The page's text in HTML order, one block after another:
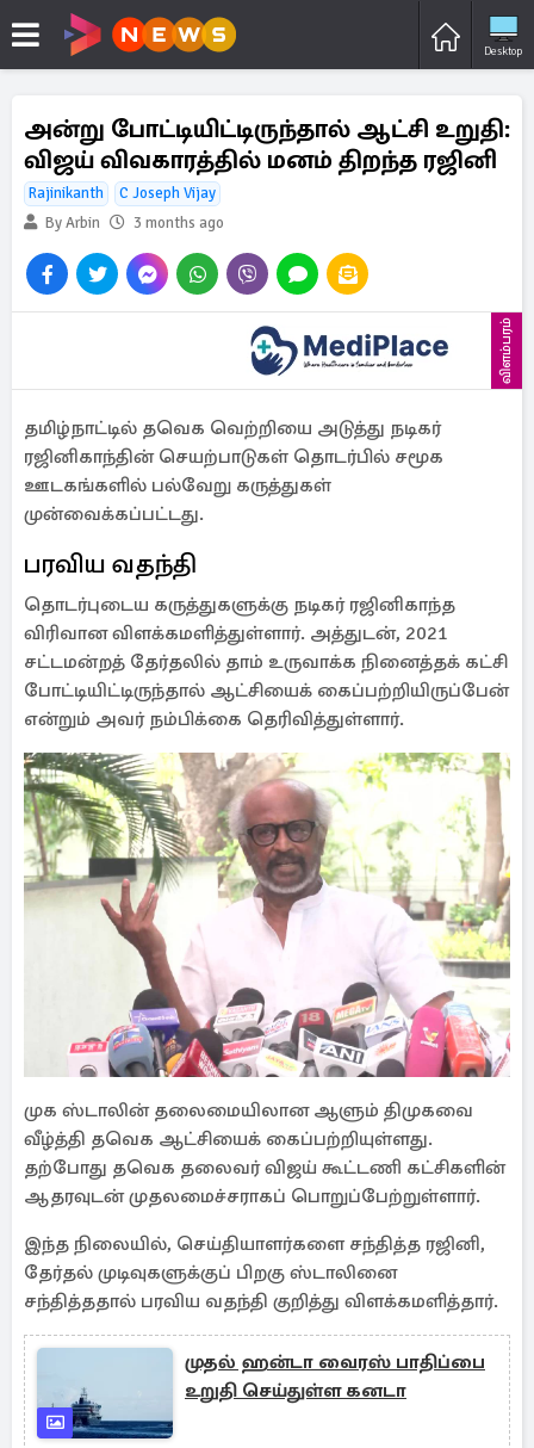
Desktop
அன்று போட்டியிட்டிருந்தால் ஆட்சி உறுதி:
விஜய் விவகாரத்தில் மனம் திறந்த ரஜினி
Rajinikanth
C Joseph Vijay
By Arbin
3 months ago
விளம்பரம்
தமிழ்நாட்டில் தவெக வெற்றியை அடுத்து நடிகர்
ரஜினிகாந்தின் செயற்பாடுகள் தொடர்பில் சமூக
ஊடகங்களில் பல்வேறு கருத்துகள்
முன்வைக்கப்பட்டது.
பரவிய வதந்தி
தொடர்புடைய கருத்துகளுக்கு நடிகர் ரஜினிகாந்த
விரிவான விளக்கமளித்துள்ளார். அத்துடன், 2021
சட்டமன்றத் தேர்தலில் தாம் உருவாக்க நினைத்தக் கட்சி
போட்டியிட்டிருந்தால் ஆட்சியைக் கைப்பற்றியிருப்பேன்
என்றும் அவர் நம்பிக்கை தெரிவித்துள்ளார்.
முக ஸ்டாலின் தலைமையிலான ஆளும் திமுகவை
வீழ்த்தி தவெக ஆட்சியைக் கைப்பற்றியுள்ளது.
தற்போது தவெக தலைவர் விஜய் கூட்டணி கட்சிகளின்
ஆதரவுடன் முதலமைச்சராகப் பொறுப்பேற்றுள்ளார்.
இந்த நிலையில், செய்தியாளர்களை சந்தித்த ரஜினி,
தேர்தல் முடிவுகளுக்குப் பிறகு ஸ்டாலினை
சந்தித்ததால் பரவிய வதந்தி குறித்து விளக்கமளித்தார்.
முதல் ஹன்டா வைரஸ் பாதிப்பை
உறுதி செய்துள்ள கனடா